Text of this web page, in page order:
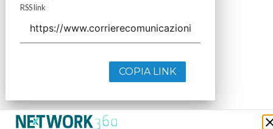
RSS link
COPIA LINK